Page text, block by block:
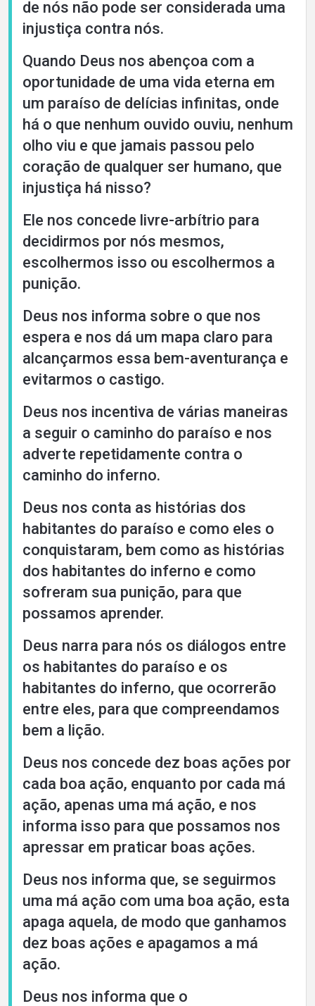
de nós não pode ser considerada uma
injustiça contra nós.
Quando Deus nos abençoa com a
oportunidade de uma vida eterna em
um paraíso de delícias infinitas, onde
há o que nenhum ouvido ouviu, nenhum
olho viu e que jamais passou pelo
coração de qualquer ser humano, que
injustiça há nisso?
Ele nos concede livre-arbítrio para
decidirmos por nós mesmos,
escolhermos isso ou escolhermos a
punição.
Deus nos informa sobre o que nos
espera e nos dá um mapa claro para
alcançarmos essa bem-aventurança e
evitarmos o castigo.
Deus nos incentiva de várias maneiras
a seguir o caminho do paraíso e nos
adverte repetidamente contra o
caminho do inferno.
Deus nos conta as histórias dos
habitantes do paraíso e como eles o
conquistaram, bem como as histórias
dos habitantes do inferno e como
sofreram sua punição, para que
possamos aprender.
Deus narra para nós os diálogos entre
os habitantes do paraíso e os
habitantes do inferno, que ocorrerão
entre eles, para que compreendamos
bem a lição.
Deus nos concede dez boas ações por
cada boa ação, enquanto por cada má
ação, apenas uma má ação, e nos
informa isso para que possamos nos
apressar em praticar boas ações.
Deus nos informa que, se seguirmos
uma má ação com uma boa ação, esta
apaga aquela, de modo que ganhamos
dez boas ações e apagamos a má
ação.
Deus nos informa que o